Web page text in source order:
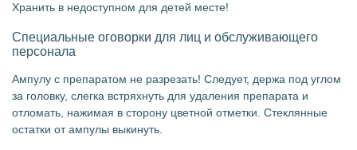
Хранить в недоступном для детей месте!
Специальные оговорки для лиц и обслуживающего
персонала
Ампулу с препаратом не разрезать! Следует, держа под углом
за головку, слегка встряхнуть для удаления препарата и
отломать, нажимая в сторону цветной отметки. Стеклянные
остатки от ампулы выкинуть.